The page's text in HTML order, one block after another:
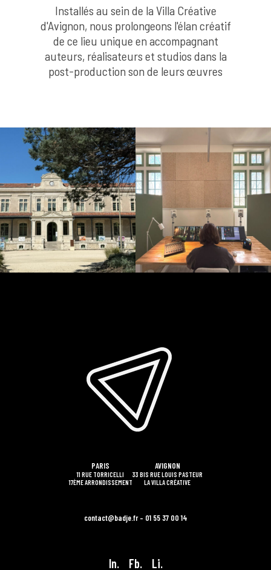
Installés au sein de la Villa Créative
d'Avignon, nous prolongeons l'élan créatif
de ce lieu unique en accompagnant
auteurs, réalisateurs et studios dans la
post-production son de leurs œuvres
PARIS
11 RUE TORRICELLI
17ÈME ARRONDISSEMENT
AVIGNON
33 BIS RUE LOUIS PASTEUR
LA VILLA CRÉATIVE
contact@badje.fr – 01 55 37 00 14
In. Fb. Li.